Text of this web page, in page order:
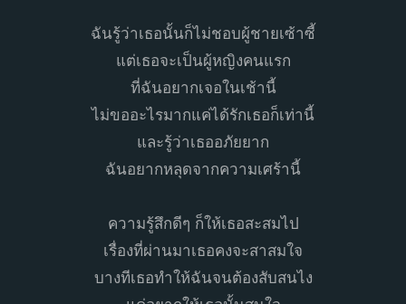
ฉันรู้ว่าเธอนั้นก็ไม่ชอบผู้ชายเซ้าซี้
แต่เธอจะเป็นผู้หญิงคนแรก
ที่ฉันอยากเจอในเช้านี้
ไม่ขออะไรมากแค่ได้รักเธอก็เท่านี้
และรู้ว่าเธออภัยยาก
ฉันอยากหลุดจากความเศร้านี้
ความรู้สึกดีๆ ก็ให้เธอสะสมไป
เรื่องที่ผ่านมาเธอคงจะสาสมใจ
บางทีเธอทำให้ฉันจนต้องสับสนไง